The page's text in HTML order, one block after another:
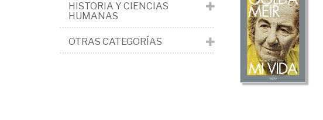
HISTORIA Y CIENCIAS
HUMANAS
OTRAS CATEGORÍAS